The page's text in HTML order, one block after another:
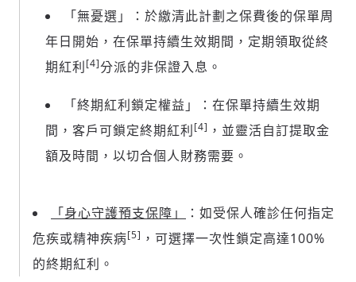
「無憂選」：於繳清此計劃之保費後的保單周
年日開始，在保單持續生效期間，定期領取從終
期紅利[4]分派的非保證入息。
「終期紅利鎖定權益」：在保單持續生效期
間，客戶可鎖定終期紅利[4] ，並靈活自訂提取金
額及時間，以切合個人財務需要。
「身心守護預支保障」
：如受保人確診任何指定
危疾或精神疾病[5] ，可選擇一次性鎖定高達100%
的終期紅利。